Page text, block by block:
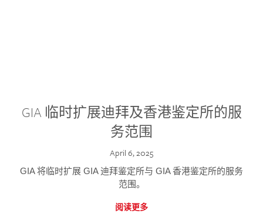
GIA 临时扩展迪拜及香港鉴定所的服
务范围
April 6, 2025
GIA 将临时扩展 GIA 迪拜鉴定所与 GIA 香港鉴定所的服务
范围。
阅读更多